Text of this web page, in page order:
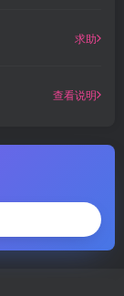
求助
查看说明